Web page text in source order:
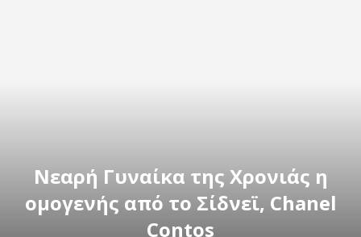
Νεαρή Γυναίκα της Χρονιάς η
ομογενής από το Σίδνεϊ, Chanel
Contos